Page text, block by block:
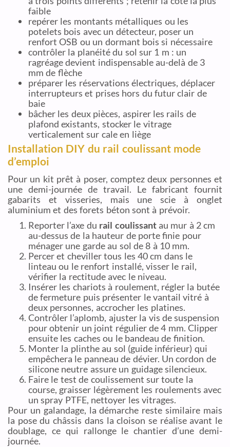
faible
repérer les montants métalliques ou les
potelets bois avec un détecteur, poser un
renfort OSB ou un dormant bois si nécessaire
contrôler la planéité du sol sur 1 m : un
ragréage devient indispensable au-delà de 3
mm de flèche
préparer les réservations électriques, déplacer
interrupteurs et prises hors du futur clair de
baie
bâcher les deux pièces, aspirer les rails de
plafond existants, stocker le vitrage
verticalement sur cale en liège
Installation DIY du rail coulissant mode
d’emploi
Pour un kit prêt à poser, comptez deux personnes et
une demi-journée de travail. Le fabricant fournit
gabarits et visseries, mais une scie à onglet
aluminium et des forets béton sont à prévoir.
Reporter l’axe du rail coulissantau mur à 2 cm
au-dessus de la hauteur de porte finie pour
ménager une garde au sol de 8 à 10 mm.
Percer et cheviller tous les 40 cm dans le
linteau ou le renfort installé, visser le rail,
vérifier la rectitude avec le niveau.
Insérer les chariots à roulement, régler la butée
de fermeture puis présenter le vantail vitré à
deux personnes, accrocher les platines.
Contrôler l’aplomb, ajuster la vis de suspension
pour obtenir un joint régulier de 4 mm. Clipper
ensuite les caches ou le bandeau de finition.
Monter la plinthe au sol (guide inférieur) qui
empêchera le panneau de dévier. Un cordon de
silicone neutre assure un guidage silencieux.
Faire le test de coulissement sur toute la
course, graisser légèrement les roulements avec
un spray PTFE, nettoyer les vitrages.
Pour un galandage, la démarche reste similaire mais
la pose du châssis dans la cloison se réalise avant le
doublage, ce qui rallonge le chantier d’une demi-
journée.